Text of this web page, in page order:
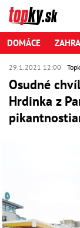
DOMÁCE
29.1.2021 12:00
Osudné
Hrdinka z